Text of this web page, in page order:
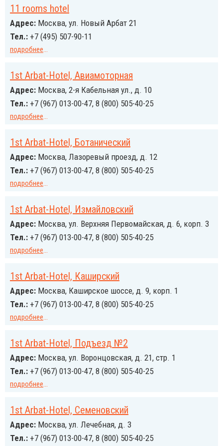
11 rooms hotel
Адрес: Москва, ул. Новый Арбат 21
Тел.: +7 (495) 507-90-11
подробнее...
1st Arbat-Hotel, Авиамоторная
Адрес: Москва, 2-я Кабельная ул., д. 10
Тел.: +7 (967) 013-00-47, 8 (800) 505-40-25
подробнее...
1st Arbat-Hotel, Ботанический
Адрес: Москва, Лазоревый проезд, д. 12
Тел.: +7 (967) 013-00-47, 8 (800) 505-40-25
подробнее...
1st Arbat-Hotel, Измайловский
Адрес: Москва, ул. Верхняя Первомайская, д. 6, корп. 3
Тел.: +7 (967) 013-00-47, 8 (800) 505-40-25
подробнее...
1st Arbat-Hotel, Каширский
Адрес: Москва, Каширское шоссе, д. 9, корп. 1
Тел.: +7 (967) 013-00-47, 8 (800) 505-40-25
подробнее...
1st Arbat-Hotel, Подъезд №2
Адрес: Москва, ул. Воронцовская, д. 21, стр. 1
Тел.: +7 (967) 013-00-47, 8 (800) 505-40-25
подробнее...
1st Arbat-Hotel, Семеновский
Адрес: Москва, ул. Лечебная, д. 3
Тел.: +7 (967) 013-00-47, 8 (800) 505-40-25